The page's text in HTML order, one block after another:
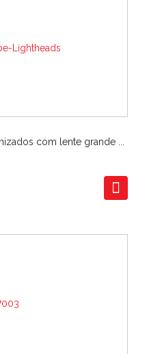
com lente grande ...